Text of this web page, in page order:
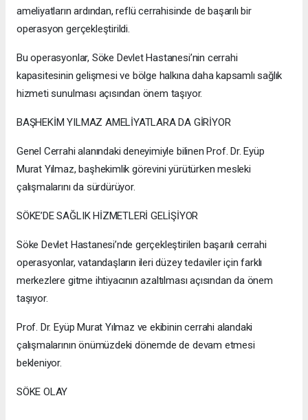
ameliyatların ardından, reflü cerrahisinde de başarılı bir
operasyon gerçekleştirildi.
Bu operasyonlar, Söke Devlet Hastanesi’nin cerrahi
kapasitesinin gelişmesi ve bölge halkına daha kapsamlı sağlık
hizmeti sunulması açısından önem taşıyor.
BAŞHEKİM YILMAZ AMELİYATLARA DA GİRİYOR
Genel Cerrahi alanındaki deneyimiyle bilinen Prof. Dr. Eyüp
Murat Yılmaz, başhekimlik görevini yürütürken mesleki
çalışmalarını da sürdürüyor.
SÖKE’DE SAĞLIK HİZMETLERİ GELİŞİYOR
Söke Devlet Hastanesi’nde gerçekleştirilen başarılı cerrahi
operasyonlar, vatandaşların ileri düzey tedaviler için farklı
merkezlere gitme ihtiyacının azaltılması açısından da önem
taşıyor.
Prof. Dr. Eyüp Murat Yılmaz ve ekibinin cerrahi alandaki
çalışmalarının önümüzdeki dönemde de devam etmesi
bekleniyor.
SÖKE OLAY